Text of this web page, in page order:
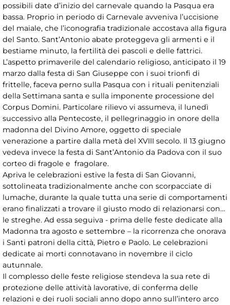
possibili date d’inizio del carnevale quando la Pasqua era
bassa. Proprio in periodo di Carnevale avveniva l’uccisione
del maiale, che l’iconografia tradizionale accostava alla figura
del Santo. Sant’Antonio abate proteggeva gli armenti e il
bestiame minuto, la fertilità dei pascoli e delle fattrici.
L’aspetto primaverile del calendario religioso, anticipato il 19
marzo dalla festa di San Giuseppe con i suoi trionfi di
frittelle, faceva perno sulla Pasqua con i rituali penitenziali
della Settimana santa e sulla imponente processione del
Corpus Domini. Particolare rilievo vi assumeva, il lunedì
successivo alla Pentecoste, il pellegrinaggio in onore della
madonna del Divino Amore, oggetto di speciale
venerazione a partire dalla metà del XVIII secolo. Il 13 giugno
vedeva invece la festa di Sant’Antonio da Padova con il suo
corteo di fragole e fragolare.
Apriva le celebrazioni estive la festa di San Giovanni,
sottolineata tradizionalmente anche con scorpacciate di
lumache, durante la quale tutta una serie di comportamenti
erano finalizzati a trovare il giusto modo di relazionarsi con…
le streghe. Ad essa seguiva - prima delle feste dedicate alla
Madonna tra agosto e settembre – la ricorrenza che onorava
i Santi patroni della città, Pietro e Paolo. Le celebrazioni
dedicate ai morti connotavano in novembre il ciclo
autunnale.
Il complesso delle feste religiose stendeva la sua rete di
protezione delle attività lavorative, di conferma delle
relazioni e dei ruoli sociali anno dopo anno sull’intero arco